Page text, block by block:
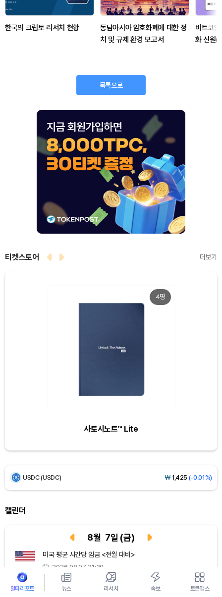
알파리포트 뉴스 리서치 속보 토큰앱스
한국의 크립토 리서치 현황
동남아시아 암호화폐에 대한 정
치 및 규제 환경 보고서
비트코
화 신원
목록으로
티켓스토어 더보기
4명
사토시노트™ Lite
USDC (USDC) ₩1,425(-0.01%)
XRP (XRP) ₩1,465(-1.96%)
Hyperliquid (HYPE)
Dogecoin (DOGE) (-0.75%)
캘린더
8월 7일 (금)
미국 평균 시간당 임금 <전월 대비>
2026.08.07 21:30
경제지표
미국 비농업고용지수